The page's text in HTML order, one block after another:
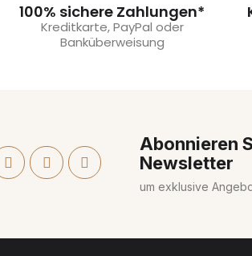
100% sichere Zahlungen*
Kreditkarte, PayPal oder
Banküberweisung
Abonnieren
Newsletter
um exklusive